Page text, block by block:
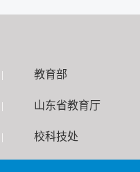
| 教育部
| 山东省教育厅
| 校科技处